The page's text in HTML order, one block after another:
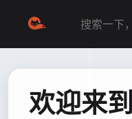
欢迎来